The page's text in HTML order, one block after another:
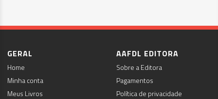
GERAL
Home
Minha conta
Meus Livros
AAFDL EDITORA
Sobre a Editora
Pagamentos
Política de privacidade